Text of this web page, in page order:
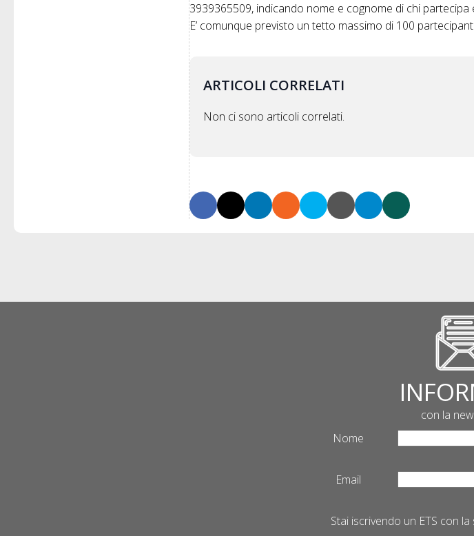
3939365509, indicando nome e cognome di chi
E’ comunque previsto un tetto massimo di 100
ARTICOLI CORRELATI
Non ci sono articoli correlati.
con la
Nome
Email
Stai iscrivendo un ETS con la